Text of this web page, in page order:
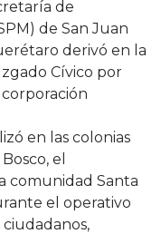
de
de San Juan
derivó en la
Cívico por
en las colonias
el
comunidad Santa
el operativo